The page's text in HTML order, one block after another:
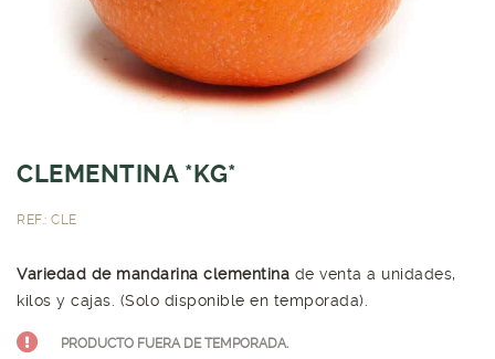
CLEMENTINA *KG*
REF.: CLE
Variedad de mandarina clementina de venta a unidades,
kilos y cajas. (Solo disponible en temporada).
PRODUCTO FUERA DE TEMPORADA.